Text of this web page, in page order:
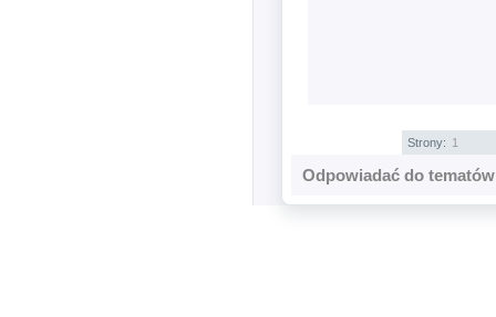
Strony: 1
Odpowiadać do